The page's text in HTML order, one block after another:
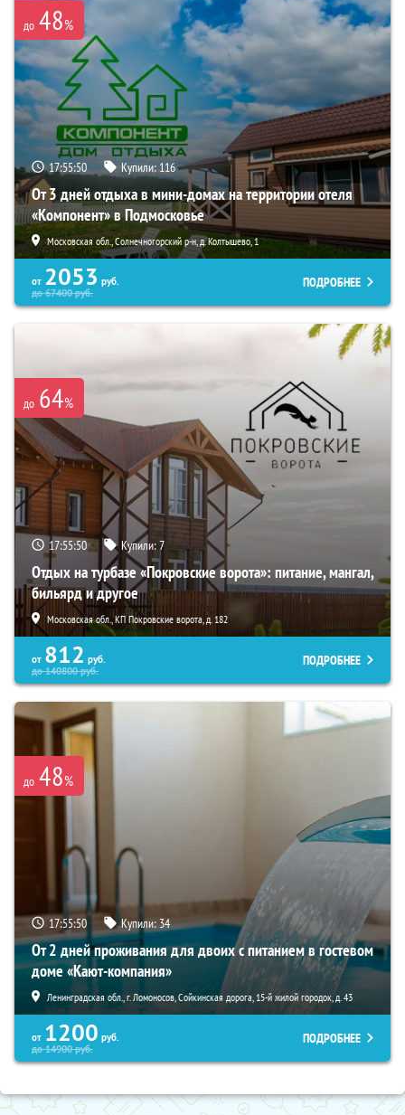
до 48%
17:55:48 Купили: 116
От 3 дней отдыха в мини-домах на территории отеля
«Компонент» в Подмосковье
Московская обл., Солнечногорский р-н, д. Колтышево, 1
от 2053 руб.
до67400руб.
ПОДРОБНЕЕ
до 64%
17:55:48 Купили:7
Отдых на турбазе «Покровские ворота»: питание, мангал,
бильярд и другое
Московская обл., КП Покровские ворота, д. 182
от 812 руб.
до140800руб.
ПОДРОБНЕЕ
до 48%
17:55:48 Купили:34
От 2 дней проживания для двоих с питанием в гостевом
доме «Кают-компания»
Ленинградская обл., г. Ломоносов, Сойкинская дорога, 15-й жилой городок, д. 43
от 1200 руб.
до14900руб.
ПОДРОБНЕЕ